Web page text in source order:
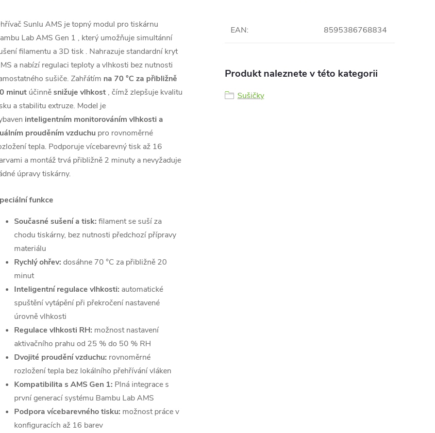
Sunlu AMS je topný modul pro tiskárnu
Lab AMS Gen 1 , který umožňuje simultánní
filamentu a 3D tisk . Nahrazuje standardní kryt
a nabízí regulaci teploty a vlhkosti bez nutnosti
sušiče. Zahřátím na 70 °C za přibližně
minut účinněsnižuje vlhkost , čímž zlepšuje kvalitu
a stabilitu extruze. Model je
inteligentním monitorováním vlhkosti a
prouděním vzduchu pro rovnoměrné
tepla. Podporuje vícebarevný tisk až 16
a montáž trvá přibližně 2 minuty a nevyžaduje
úpravy tiskárny.
funkce
Současné sušení a tisk: filament se suší za
chodu tiskárny, bez nutnosti předchozí přípravy
materiálu
Rychlý ohřev: dosáhne 70 °C za přibližně 20
minut
Inteligentní regulace vlhkosti: automatické
spuštění vytápění při překročení nastavené
úrovně vlhkosti
Regulace vlhkosti RH: možnost nastavení
aktivačního prahu od 25 % do 50 % RH
Dvojité proudění vzduchu: rovnoměrné
rozložení tepla bez lokálního přehřívání vláken
Kompatibilita s AMS Gen 1: Plná integrace s
první generací systému Bambu Lab AMS
Podpora vícebarevného tisku: možnost práce v
konfiguracích až 16 barev
EAN: 8595386768834
Produkt naleznete v této kategorii
Sušičky